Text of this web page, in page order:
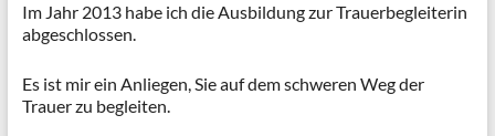
Im Jahr 2013 habe ich die Ausbildung zur Trauerbegleiterin
abgeschlossen.
Es ist mir ein Anliegen, Sie auf dem schweren Weg der
Trauer zu begleiten.